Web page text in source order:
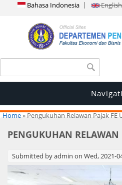
Bahasa Indonesia English
Search form
You are here
Home» Pengukuhan Relawan Pajak FE
PENGUKUHAN RELAWAN
Submitted byadmin on Wed, 2021-